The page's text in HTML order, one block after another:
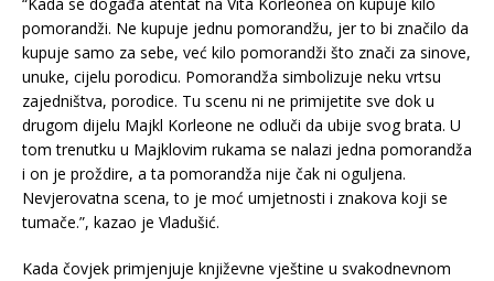
pomorandži. Ne kupuje jednu pomorandžu, jer to bi značilo da
kupuje samo za sebe, već kilo pomorandži što znači za sinove,
unuke, cijelu porodicu. Pomorandža simbolizuje neku vrtsu
zajedništva, porodice. Tu scenu ni ne primijetite sve dok u
drugom dijelu Majkl Korleone ne odluči da ubije svog brata. U
tom trenutku u Majklovim rukama se nalazi jedna pomorandža
i on je proždire, a ta pomorandža nije čak ni oguljena.
Nevjerovatna scena, to je moć umjetnosti i znakova koji se
tumače.”, kazao je Vladušić.
Kada čovjek primjenjuje književne vještine u svakodnevnom